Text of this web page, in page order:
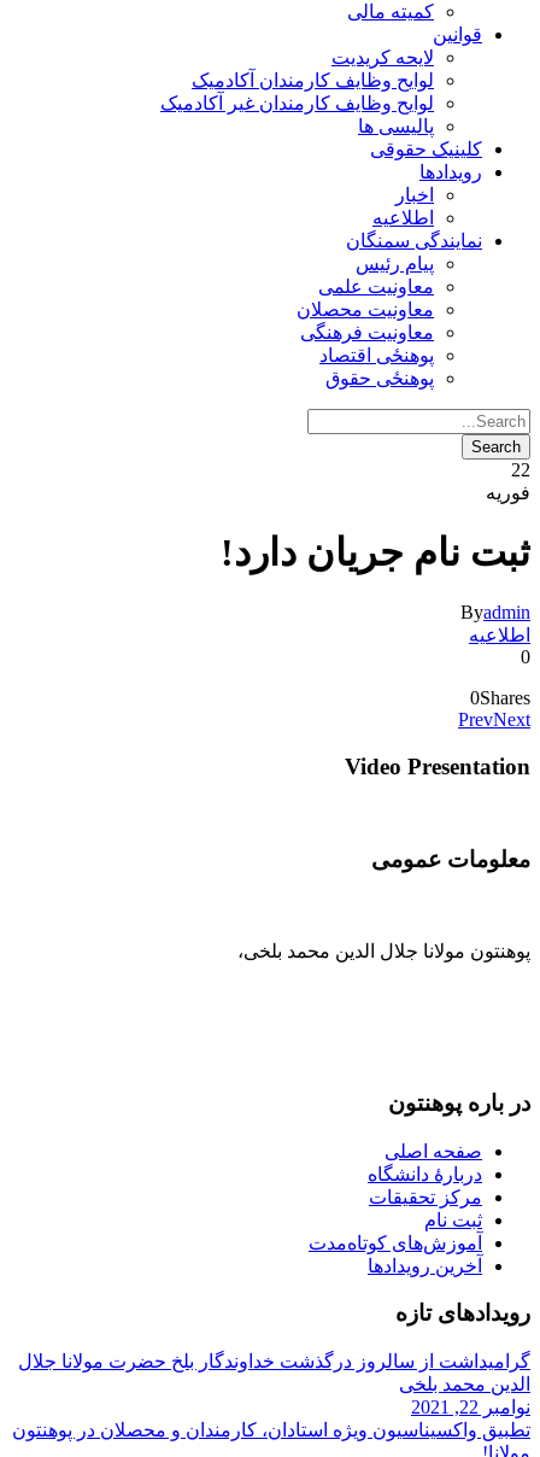
کمیته مالی
قوانین
لایحه کریدیت
لوایح وظایف کارمندان آکادمیک
لوایح وظایف کارمندان غیر آکادمیک
پالیسی ها
کلینیک حقوقی
رویدادها
اخبار
اطلاعیه
نمایندگی سمنگان
پیام رئیس
معاونیت علمی
معاونیت محصلان
معاونیت فرهنگی
پوهنځی اقتصاد
پوهنځی حقوق
22
فوریه
ثبت نام جریان دارد!
Byadmin
اطلاعیه
0
0Shares
PrevNext
Video Presentation
معلومات عمومی
پوهنتون مولانا جلال الدین محمد بلخی،
در باره‌ پوهنتون
صفحه اصلی
دربارۀ‌ دانشگاه
مرکز تحقیقات
ثبت نام
آموزش‌های کوتاه‌مدت
آخرین رویدادها
رویداد‌های تازه
گرامیداشت از سالروز درگذشت خداوندگار بلخ حضرت مولانا جلال
الدین محمد بلخی
نوامبر 22, 2021
تطبیق واکسیناسیون ویژه استادان، کارمندان و‌ محصلان در پوهنتون
مولانا!